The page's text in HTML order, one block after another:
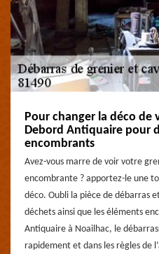
Pour changer la déco de
Debord Antiquaire pour
encombrants
Avez-vous marre de voir votre
encombrante ? apportez-le une
déco. Oubli la pièce de débarras
déchets ainsi que les éléments
Antiquaire à Noailhac, le
rapidement et dans les règles de